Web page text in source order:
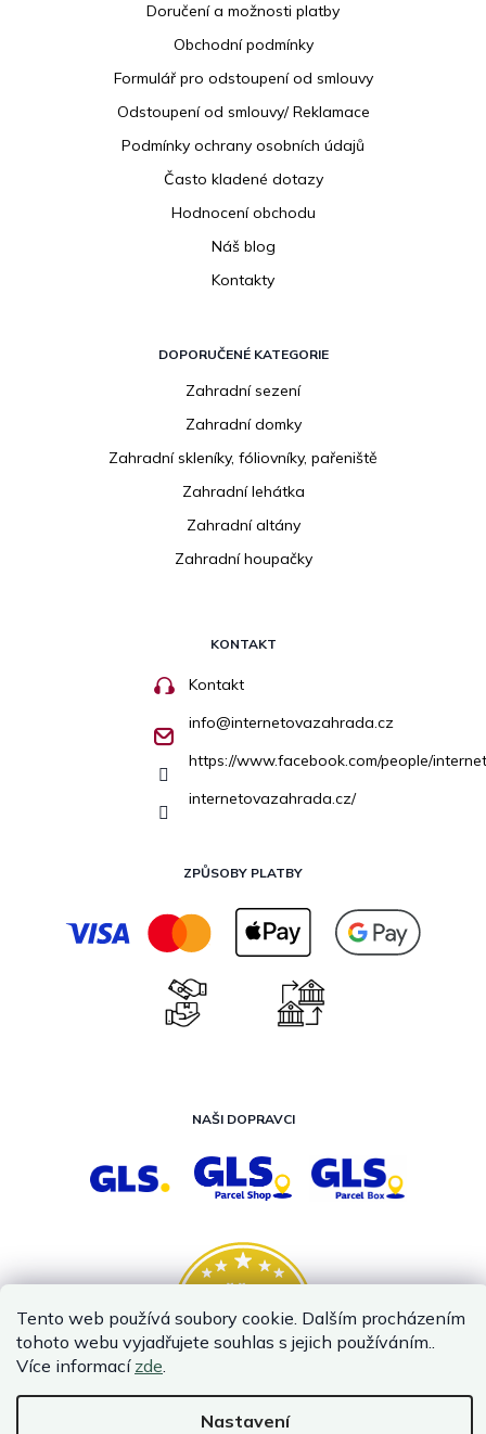
Tento web používá soubory cookie. Dalším procházením
tohoto webu vyjadřujete souhlas s jejich používáním..
Více informací zde.
Nastavení
Doručení a možnosti platby
Obchodní podmínky
Formulář pro odstoupení od smlouvy
Odstoupení od smlouvy/ Reklamace
Podmínky ochrany osobních údajů
Často kladené dotazy
Hodnocení obchodu
Náš blog
Kontakty
DOPORUČENÉ KATEGORIE
Zahradní sezení
Zahradní domky
Zahradní skleníky, fóliovníky, pařeniště
Zahradní lehátka
Zahradní altány
Zahradní houpačky
KONTAKT
Kontakt
info@internetovazahrada.cz
https://www.facebook.com/people/
internetovazahrada.cz/
ZPŮSOBY PLATBY
NAŠI DOPRAVCI